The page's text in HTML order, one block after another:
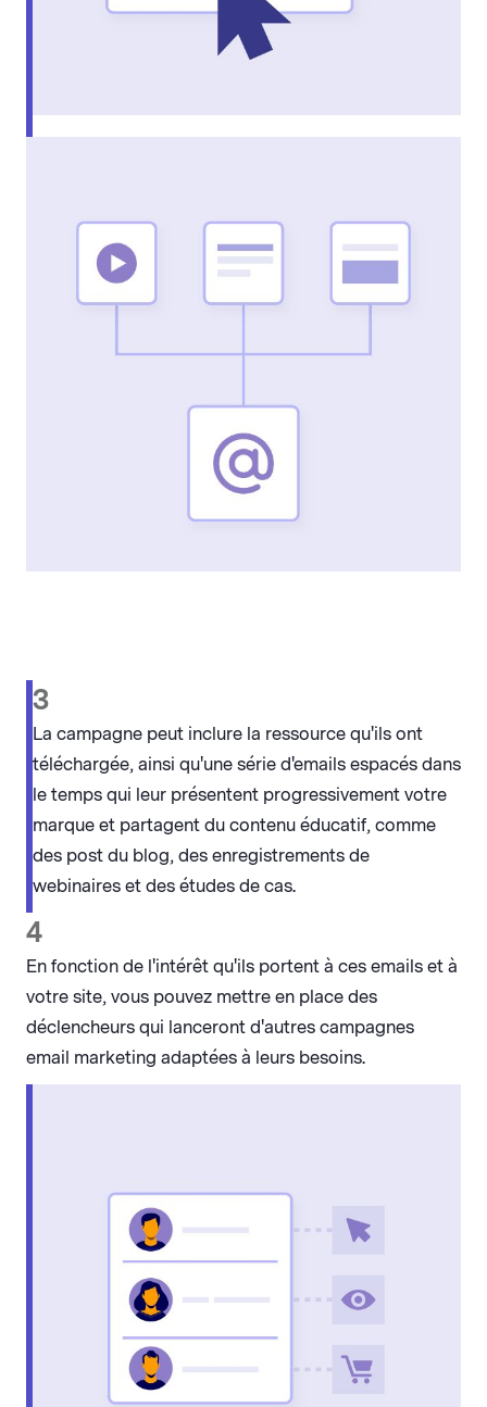
3
La campagne peut inclure la ressource qu'ils ont
téléchargée, ainsi qu'une série d'emails espacés dans
le temps qui leur présentent progressivement votre
marque et partagent du contenu éducatif, comme
des post du blog, des enregistrements de
webinaires et des études de cas.
4
En fonction de l'intérêt qu'ils portent à ces emails et à
votre site, vous pouvez mettre en place des
déclencheurs qui lanceront d'autres campagnes
email marketing adaptées à leurs besoins.